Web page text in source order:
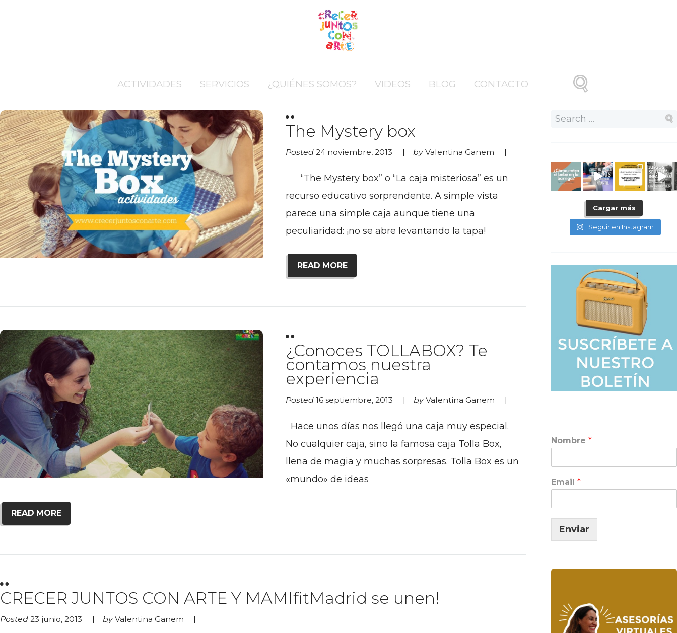
ACTIVIDADES SERVICIOS ¿QUIÉNES SOMOS? VIDEOS BLOG CONTACTO
The Mystery box
Posted24 noviembre, 2013 by Valentina Ganem
“The Mystery box” o “La caja misteriosa” es un
recurso educativo sorprendente. A simple vista
parece una simple caja aunque tiene una
peculiaridad: ¡no se abre levantando la tapa!
READ MORE
¿Conoces TOLLABOX? Te
contamos nuestra
experiencia
Posted16 septiembre, 2013 by Valentina Ganem
Hace unos días nos llegó una caja muy especial.
No cualquier caja, sino la famosa caja Tolla Box,
llena de magia y muchas sorpresas. Tolla Box es un
«mundo» de ideas
READ MORE
CRECER JUNTOS CON ARTE Y MAMIfitMadrid se unen!
Posted 23 junio, 2013 by Valentina Ganem
Cargar más
Seguir en Instagram
Nombre *
Email *
Enviar